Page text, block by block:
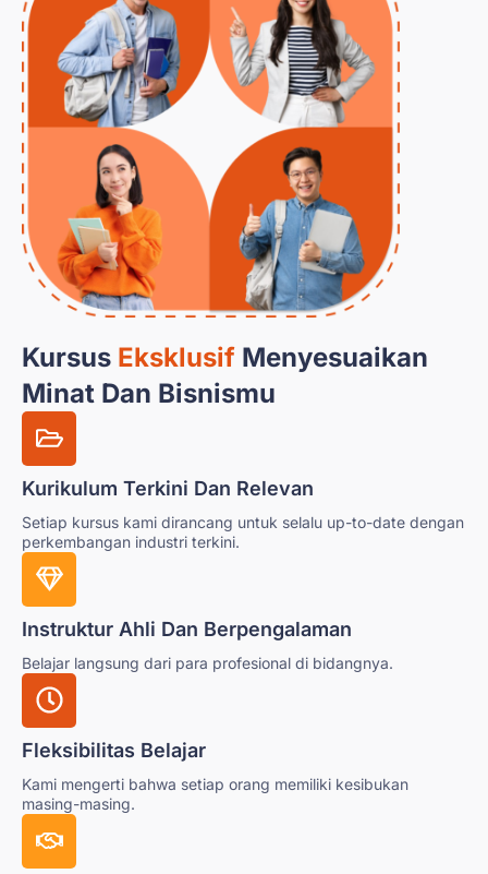
Kursus Eksklusif Menyesuaikan
Minat Dan Bisnismu
Kurikulum Terkini Dan Relevan
Setiap kursus kami dirancang untuk selalu up-to-date dengan
perkembangan industri terkini.
Instruktur Ahli Dan Berpengalaman
Belajar langsung dari para profesional di bidangnya.
Fleksibilitas Belajar
Kami mengerti bahwa setiap orang memiliki kesibukan
masing-masing.